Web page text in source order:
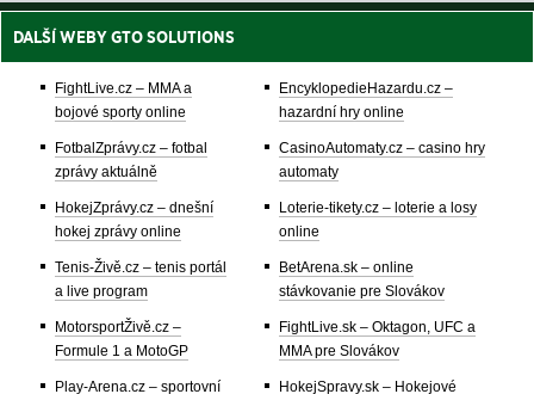
DALŠÍ WEBY GTO SOLUTIONS
FightLive.cz – MMA a
bojové sporty online
FotbalZprávy.cz – fotbal
zprávy aktuálně
HokejZprávy.cz – dnešní
hokej zprávy online
Tenis-Živě.cz – tenis portál
a live program
MotorsportŽivě.cz –
Formule 1 a MotoGP
Play-Arena.cz – sportovní
EncyklopedieHazardu.cz –
hazardní hry online
CasinoAutomaty.cz – casino hry
automaty
Loterie-tikety.cz – loterie a losy
online
BetArena.sk – online
stávkovanie pre Slovákov
FightLive.sk – Oktagon, UFC a
MMA pre Slovákov
HokejSpravy.sk – Hokejové